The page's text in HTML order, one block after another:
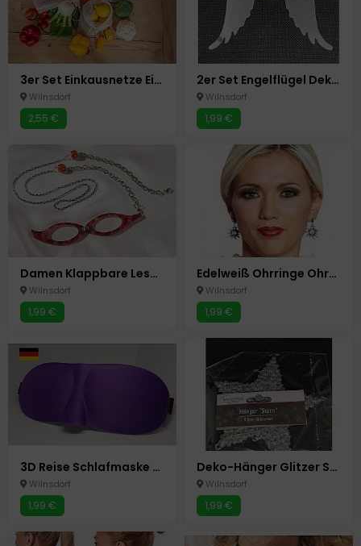
3er Set Einkausnetze Einkaufsnetz Tasche Einkaufstaschen Obst+Gemüse Netze
Wilnsdorf
2,55 €
2er Set Engelflügel Deko Flügel für Gläser und Kerzen Windlichter Shabby Chic
Wilnsdorf
1,99 €
Damen Klappbare Lesebrille mit Umhänge Kette +3,5 dpt Faltbar Lese Brille Lupe
Wilnsdorf
1,99 €
Edelweiß Ohrringe Ohrstecker Kostüm Oktoberfest Fasching Karneval
Wilnsdorf
1,99 €
3D Reise Schlafmaske Lila Schlafmasken Schlafbrille Augenmaske Augenbinde
Wilnsdorf
1,99 €
Deko-Hänger Glitzer Stern 13 cm Silber Glimmer Glitzer Advent Weihnachten NEU
Wilnsdorf
1,99 €